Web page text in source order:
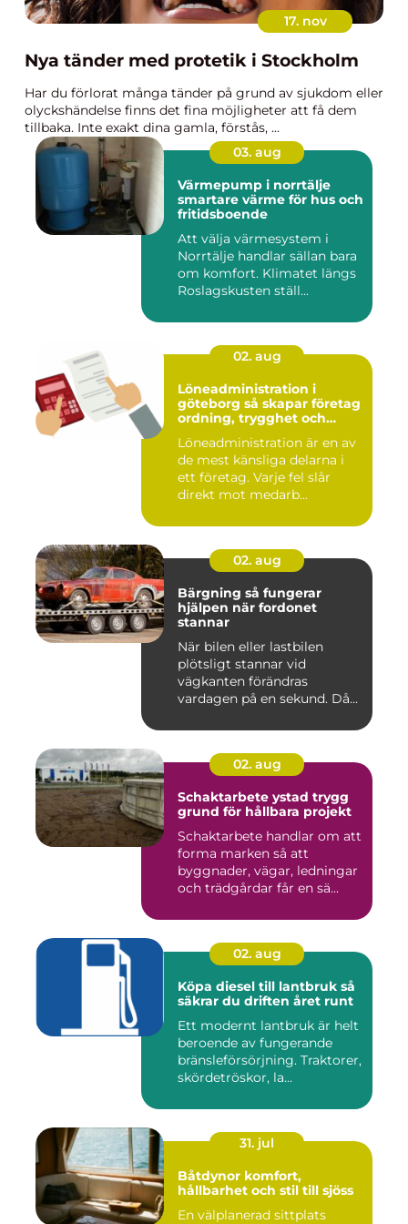
17. nov
Nya tänder med protetik i Stockholm
Har du förlorat många tänder på grund av sjukdom eller
olyckshändelse finns det fina möjligheter att få dem
tillbaka. Inte exakt dina gamla, förstås, ...
03. aug
Värmepump i norrtälje
smartare värme för hus och
fritidsboende
Att välja värmesystem i
Norrtälje handlar sällan bara
om komfort. Klimatet längs
Roslagskusten ställ...
02. aug
Löneadministration i
göteborg så skapar företag
ordning, trygghet och
Löneadministration är en av
de mest känsliga delarna i
ett företag. Varje fel slår
direkt mot medarb...
02. aug
Bärgning så fungerar
hjälpen när fordonet
stannar
När bilen eller lastbilen
plötsligt stannar vid
vägkanten förändras
vardagen på en sekund. Då
02. aug
Schaktarbete ystad trygg
grund för hållbara projekt
Schaktarbete handlar om att
forma marken så att
byggnader, vägar, ledningar
och trädgårdar får en sä...
02. aug
Köpa diesel till lantbruk så
säkrar du driften året runt
Ett modernt lantbruk är helt
beroende av fungerande
bränsleförsörjning. Traktorer,
skördetröskor, la...
31. jul
Båtdynor komfort,
hållbarhet och stil till sjöss
En välplanerad sittplats